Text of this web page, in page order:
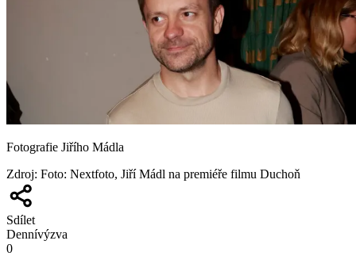
Fotografie Jiřího Mádla
Zdroj: Foto: Nextfoto, Jiří Mádl na premiéře filmu Duchoň
Sdílet
Dennívýzva
0